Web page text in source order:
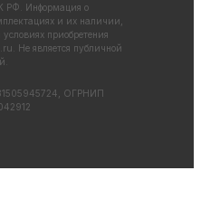
РФ. Информация о
и их наличии,
приобретения
. Не является публичной
ОГРНИП